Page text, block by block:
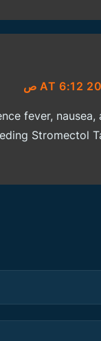
fever, nausea,
Stromectol